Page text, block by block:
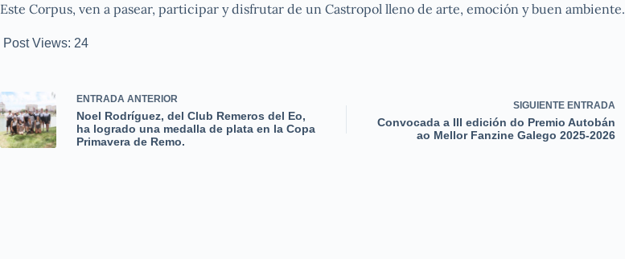
Este Corpus, ven a pasear, participar y disfrutar de un Castropol lleno de arte, emoción y buen ambiente.
Post Views: 24
ENTRADA ANTERIOR
Noel Rodríguez, del Club Remeros del Eo,
ha logrado una medalla de plata en la Copa
Primavera de Remo.
SIGUIENTE ENTRADA
Convocada a III edición do Premio Autobán
ao Mellor Fanzine Galego 2025-2026